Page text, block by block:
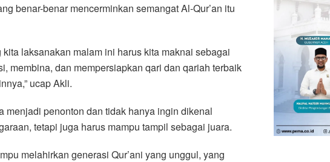
benar-benar mencerminkan semangat Al-Qur’an itu
laksanakan malam ini harus kita maknai sebagai
membina, dan mempersiapkan qari dan qariah terbaik
ucap Akli.
menjadi penonton dan tidak hanya ingin dikenal
tetapi juga harus mampu tampil sebagai juara.
melahirkan generasi Qur’ani yang unggul, yang